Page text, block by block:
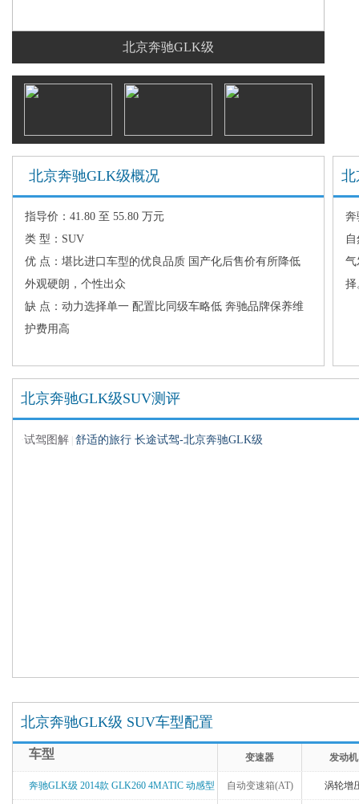
北京奔驰GLK级
北京奔驰GLK级概况
指导价：41.80 至 55.80 万元
类 型：SUV
优 点：堪比进口车型的优良品质 国产化后售价有所降低
外观硬朗，个性出众
缺 点：动力选择单一 配置比同级车略低 奔驰品牌保养维
护费用高
北
奔
气
择
北京奔驰GLK级SUV测评
试驾图解 舒适的旅行 长途试驾-北京奔驰GLK级
北京奔驰GLK级 SUV车型配置
车型 变速器 发动机
奔驰GLK级 2014款 GLK260 4MATIC 动感型 自动变速箱(AT) 涡轮增